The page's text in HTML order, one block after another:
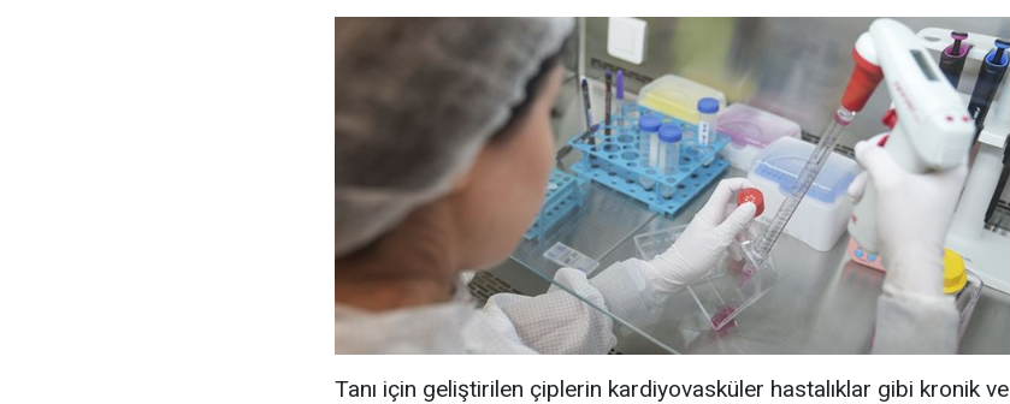
Tanı için geliştirilen çiplerin kardiyovasküler hastalıklar gibi kronik ve